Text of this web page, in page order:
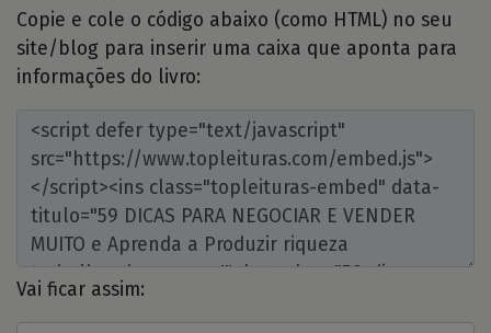
Copie e cole o código abaixo (como HTML) no seu
site/blog para inserir uma caixa que aponta para
informações do livro:
Vai ficar assim: